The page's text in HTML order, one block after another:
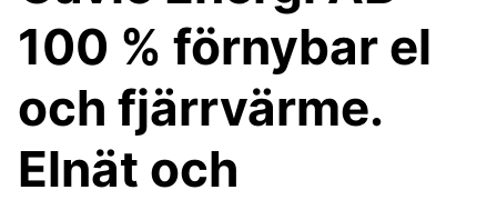
100 % förnybar el
och fjärrvärme.
Elnät och